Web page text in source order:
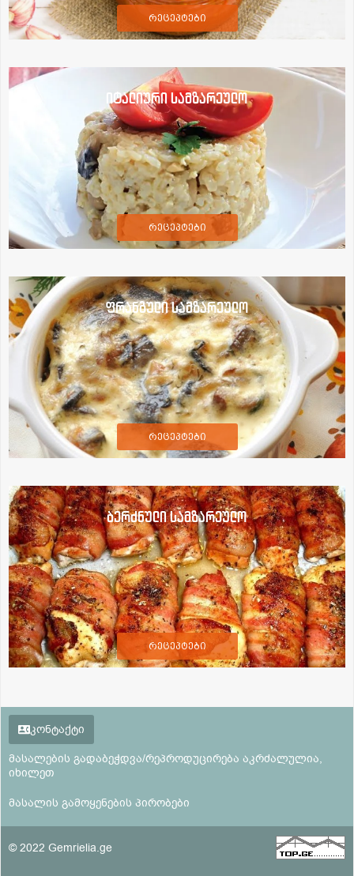
რეცეპტები
იტალიური სამზარეულო
რეცეპტები
ფრანგული სამზარეულო
რეცეპტები
ბერძნული სამზარეულო
რეცეპტები
კონტაქტი
მასალების გადაბეჭდვა/რეპროდუცირება აკრძალულია,
იხილეთ
მასალის გამოყენების პირობები
© 2022 Gemrielia.ge